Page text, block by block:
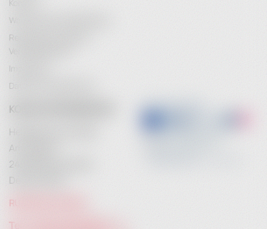
Kontakt
Wartung & Instandhaltung
Rechtliche Hinweise /
Vertragsschluss
Impressum
Datenschutzerklärung
KONTAKTINFORMATION
Heidebrenner GmbH
Am Anger 9
24539 Neumünster
Deutschland
RUFEN SIE UNS AN:
Tel. +49 (0) 4321 783 74 - 0